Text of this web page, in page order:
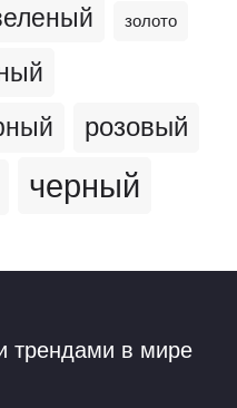
золото
розовый
черный
трендами в мире